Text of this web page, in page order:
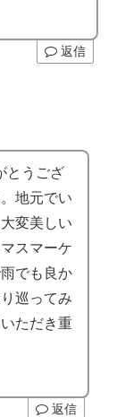
返信
とうござ
地元でい
変美しい
スマーケ
でも良か
巡ってみ
ただき重
返信